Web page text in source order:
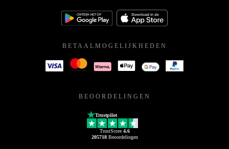
BETAALMOGELIJKHEDEN
BEOORDELINGEN
Trustpilot
TrustScore 4.6
205718Beoordelingen